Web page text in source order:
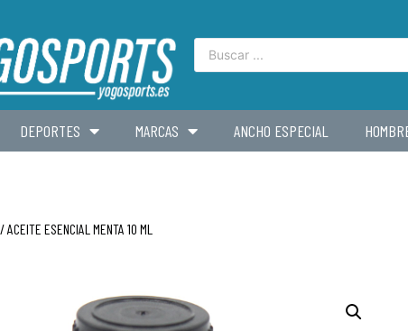
DEPORTES MARCAS ANCHO ESPECIAL
/ ACEITE ESENCIAL MENTA 10 ML